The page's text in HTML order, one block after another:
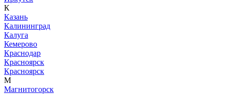
К
Казань
Калининград
Калуга
Кемерово
Краснодар
Красноярск
Красноярск
М
Магнитогорск